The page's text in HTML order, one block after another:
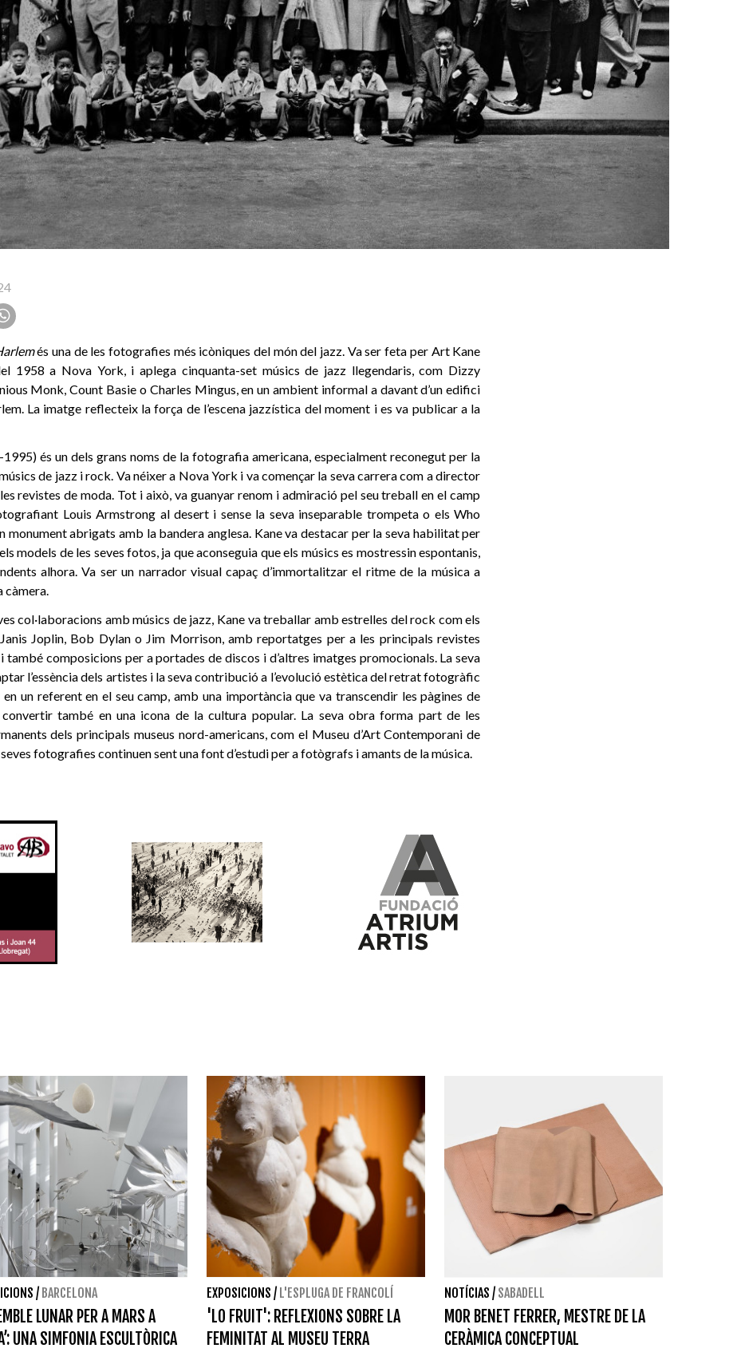
és una de les fotografies més icòniques del món del jazz. Va ser feta per Art Kane
1958 a Nova York, i aplega cinquanta-set músics de jazz llegendaris, com Dizzy
Monk, Count Basie o Charles Mingus, en un ambient informal a davant d’un edifici
La imatge reflecteix la força de l’escena jazzística del moment i es va publicar a la
és un dels grans noms de la fotografia americana, especialment reconegut per la
de jazz i rock. Va néixer a Nova York i va començar la seva carrera com a director
revistes de moda. Tot i això, va guanyar renom i admiració pel seu treball en el camp
Louis Armstrong al desert i sense la seva inseparable trompeta o els Who
monument abrigats amb la bandera anglesa. Kane va destacar per la seva habilitat per
models de les seves fotos, ja que aconseguia que els músics es mostressin espontanis,
alhora. Va ser un narrador visual capaç d’immortalitzar el ritme de la música a
càmera.
col·laboracions amb músics de jazz, Kane va treballar amb estrelles del rock com els
Joplin, Bob Dylan o Jim Morrison, amb reportatges per a les principals revistes
i també composicions per a portades de discos i d’altres imatges promocionals. La seva
l’essència dels artistes i la seva contribució a l’evolució estètica del retrat fotogràfic
un referent en el seu camp, amb una importància que va transcendir les pàgines de
també en una icona de la cultura popular. La seva obra forma part de les
dels principals museus nord-americans, com el Museu d’Art Contemporani de
fotografies continuen sent una font d’estudi per a fotògrafs i amants de la música.
/ BARCELONA
LUNAR PER A MARS A
UNA SIMFONIA ESCULTÒRICA
EXPOSICIONS / L'ESPLUGA DE FRANCOLÍ
'LO FRUIT': REFLEXIONS SOBRE LA
FEMINITAT AL MUSEU TERRA
NOTÍCIAS / SABADELL
MOR BENET FERRER, MESTRE DE LA
CERÀMICA CONCEPTUAL